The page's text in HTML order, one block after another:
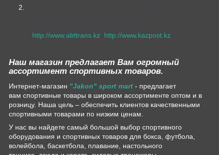
http://www.abttrans.kz http://www.kazpost.kz
Наш магазин предлагает Вам огромный
ассортимент спортивных товаров.
Интернет-магазин "Jakon" sport mart - предлагает
вам спортивные товары в широком ассортименте оптом и в
розницу. Наша цель – обеспечить клиентов качественными
спортивными товарами по низким ценам.
У нас вы найдете самый большой выбор спортивного
оборудования и спортивных товаров для бокса, футбола,
волейбола, баскетбола, плавание, настольного